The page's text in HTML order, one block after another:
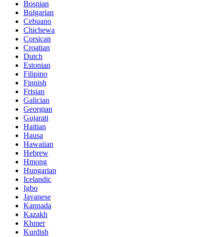
Bosnian
Bulgarian
Cebuano
Chichewa
Corsican
Croatian
Dutch
Estonian
Filipino
Finnish
Frisian
Galician
Georgian
Gujarati
Haitian
Hausa
Hawaiian
Hebrew
Hmong
Hungarian
Icelandic
Igbo
Javanese
Kannada
Kazakh
Khmer
Kurdish